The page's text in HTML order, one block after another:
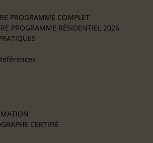
PROGRAMME COMPLET
PROGRAMME RÉSIDENTIEL 2026
CERTIFIÉ